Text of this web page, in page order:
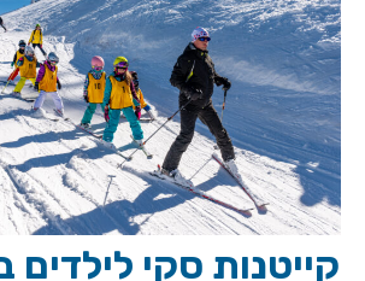
קייטנות סקי לילדים